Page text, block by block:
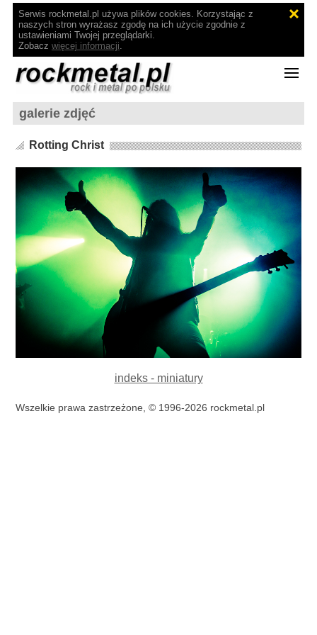
Serwis rockmetal.pl używa plików cookies. Korzystając z
naszych stron wyrażasz zgodę na ich użycie zgodnie z
ustawieniami Twojej przeglądarki.
Zobacz więcej informacji.
galerie zdjęć
Rotting Christ
indeks - miniatury
Wszelkie prawa zastrzeżone, © 1996-2026 rockmetal.pl